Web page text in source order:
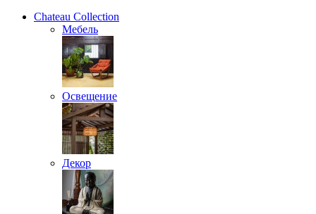
Chateau Collection
Мебель
Освещение
Декор